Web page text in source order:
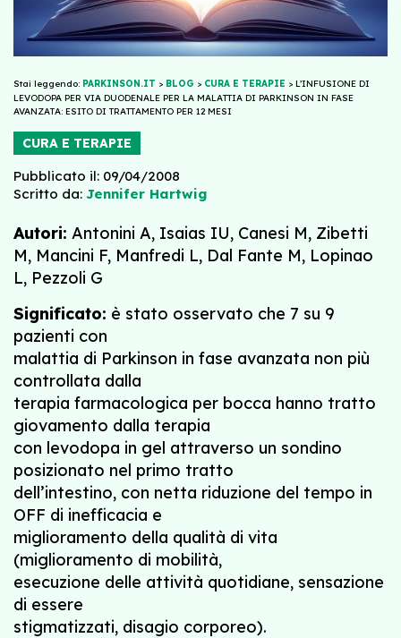
Stai leggendo: PARKINSON.IT > BLOG > CURA E TERAPIE > L’INFUSIONE DI
LEVODOPA PER VIA DUODENALE PER LA MALATTIA DI PARKINSON IN FASE
AVANZATA: ESITO DI TRATTAMENTO PER 12 MESI
CURA E TERAPIE
Pubblicato il: 09/04/2008
Scritto da: Jennifer Hartwig
Autori: Antonini A, Isaias IU, Canesi M, Zibetti
M, Mancini F, Manfredi L, Dal Fante M, Lopinao
L, Pezzoli G
Significato: è stato osservato che 7 su 9
pazienti con
malattia di Parkinson in fase avanzata non più
controllata dalla
terapia farmacologica per bocca hanno tratto
giovamento dalla terapia
con levodopa in gel attraverso un sondino
posizionato nel primo tratto
dell’intestino, con netta riduzione del tempo in
OFF di inefficacia e
miglioramento della qualità di vita
(miglioramento di mobilità,
esecuzione delle attività quotidiane, sensazione
di essere
stigmatizzati, disagio corporeo).